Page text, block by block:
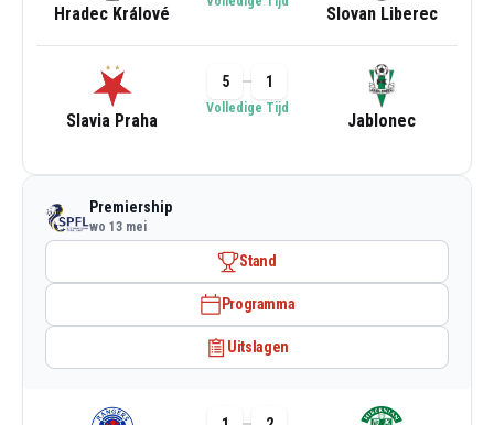
Hradec Králové Slovan Liberec
Slavia Praha
5 1
Volledige Tijd
Jablonec
Premiership
wo 13 mei
Stand
Programma
Uitslagen